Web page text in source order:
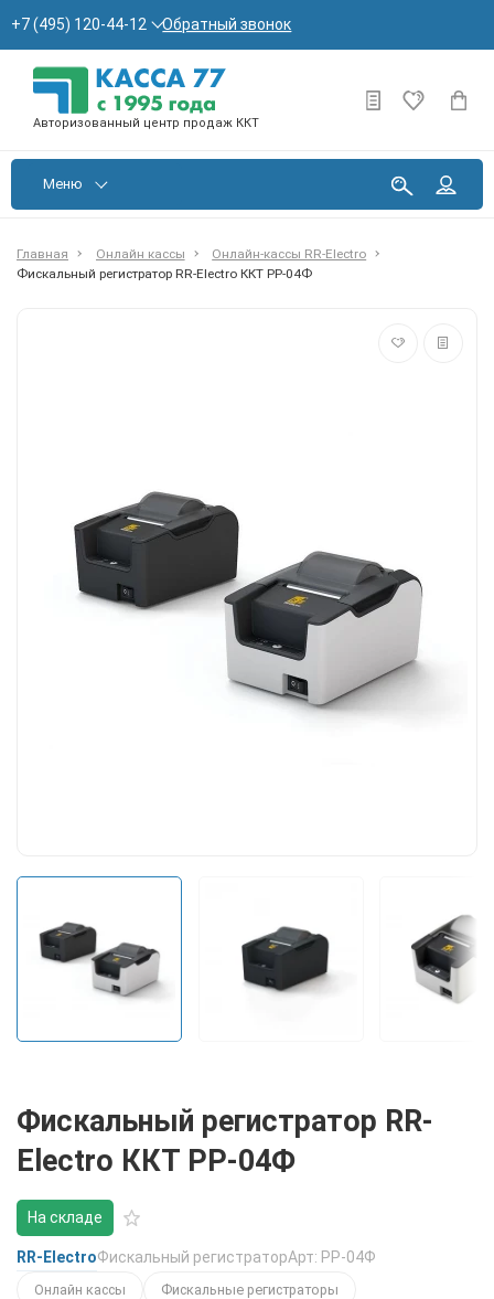
+7 (495) 120-44-12 Обратный звонок
Авторизованный центр продаж ККТ
Меню
Главная Онлайн кассы
Онлайн-кассы RR-Electro
Фискальный регистратор RR-Electro ККТ РР-04Ф
Фискальный регистратор RR-
Electro ККТ РР-04Ф
На складе
RR-ElectroФискальный регистраторАрт: РР-04Ф
Онлайн кассы Фискальные регистраторы